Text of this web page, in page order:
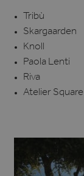
Tribù
Skargaarden
Knoll
Paola Lenti
Riva
Atelier Square